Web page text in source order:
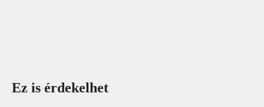
Ez is érdekelhet